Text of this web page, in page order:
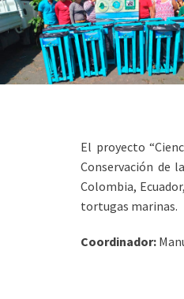
El proyecto
Conservación de
Colombia,
tortugas marinas.
Coordinador: